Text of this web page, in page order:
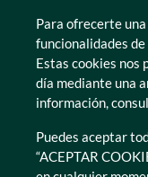
Murcia
Tarragona
Zamora
Para ofrecerte
funcionalidades
Estas cookies nos
día mediante una
información,
Puedes aceptar
“ACEPTAR